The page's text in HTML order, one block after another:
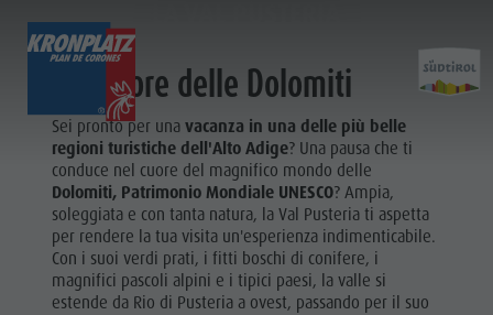
SCOPRI ATTIVITÀ PIANIFICA &
Scopri
Cultura
Località
Dolomiti UNESCO
Attrazioni
Famiglia & Bambini
Eventi
Escursioni
Il Plan de Corones
Bici
Arrampicare
Altre attività estive
Come arrivare
Offerte
Mobilità locale
Richiesta cataloghi
Contatto
Nel cuore delle Dolomiti
Sei pronto per unavacanza in una delle più belle
regioni turistiche dell'Alto Adige? Una pausa che ti
conduce nel cuore del magnifico mondo delle
Dolomiti, Patrimonio Mondiale UNESCO? Ampia,
soleggiata e con tanta natura, la Val Pusteria ti aspetta
per rendere la tua visita un'esperienza indimenticabile.
Con i suoi verdi prati, i fitti boschi di conifere, i
magnifici pascoli alpini e i tipici paesi, la valle si
estende da Rio di Pusteria a ovest, passando per il suo